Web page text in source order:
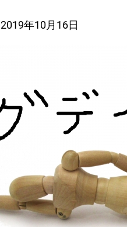
2019年10月16日